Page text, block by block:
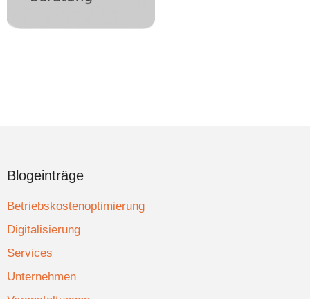
Blogeinträge
Betriebskostenoptimierung
Digitalisierung
Services
Unternehmen